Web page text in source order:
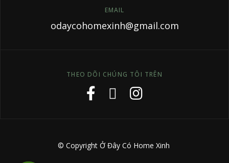
EMAIL
odaycohomexinh@gmail.com
THEO DÕI CHÚNG TÔI TRÊN
© Copyright Ở Đây Có Home Xinh